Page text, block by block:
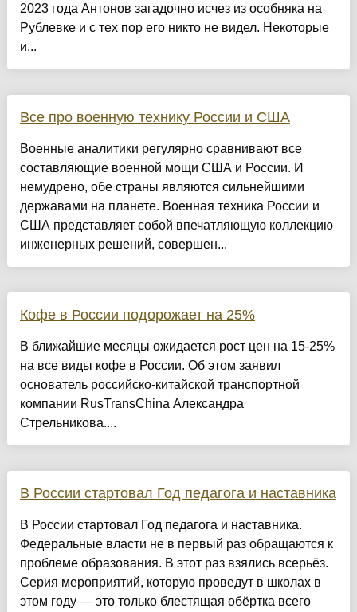
2023 года Антонов загадочно исчез из особняка на
Рублевке и с тех пор его никто не видел. Некоторые
и...
Все про военную технику России и США
Военные аналитики регулярно сравнивают все
составляющие военной мощи США и России. И
немудрено, обе страны являются сильнейшими
державами на планете. Военная техника России и
США представляет собой впечатляющую коллекцию
инженерных решений, совершен...
Кофе в России подорожает на 25%
В ближайшие месяцы ожидается рост цен на 15-25%
на все виды кофе в России. Об этом заявил
основатель российско-китайской транспортной
компании RusTransChina Александра
Стрельникова....
В России стартовал Год педагога и наставника
В России стартовал Год педагога и наставника.
Федеральные власти не в первый раз обращаются к
проблеме образования. В этот раз взялись всерьёз.
Серия мероприятий, которую проведут в школах в
этом году — это только блестящая обёртка всего